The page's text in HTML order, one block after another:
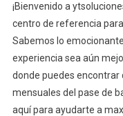
¡Bienvenido a
centro de referencia
Sabemos lo
experiencia sea aún
donde puedes encontrar
mensuales del pase de
aquí para ayudarte a